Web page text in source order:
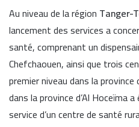
Au niveau de la région Tanger-
lancement des services a
santé, comprenant un
Chefchaouen, ainsi que trois
premier niveau dans la
dans la province d’Al Hoceïma
service d’un centre de santé